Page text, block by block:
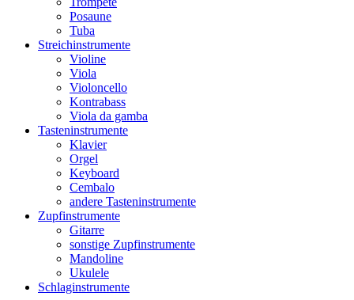
Posaune
Tuba
Streichinstrumente
Violine
Viola
Violoncello
Kontrabass
Viola da gamba
Tasteninstrumente
Klavier
Orgel
Keyboard
Cembalo
andere Tasteninstrumente
Zupfinstrumente
Gitarre
sonstige Zupfinstrumente
Mandoline
Ukulele
Schlaginstrumente